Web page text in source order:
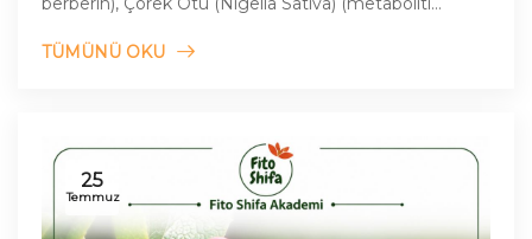
TÜMÜNÜ OKU
25
Temmuz